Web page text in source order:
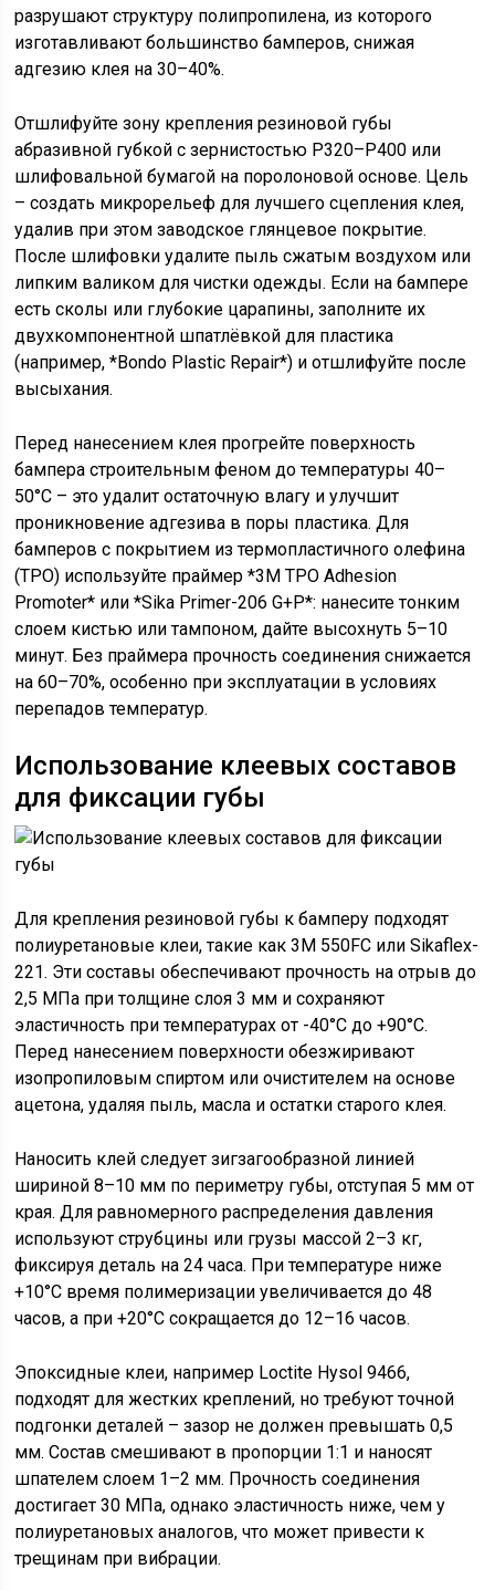
разрушают структуру полипропилена, из которого
изготавливают большинство бамперов, снижая
адгезию клея на 30–40%.
Отшлифуйте зону крепления резиновой губы
абразивной губкой с зернистостью P320–P400 или
шлифовальной бумагой на поролоновой основе. Цель
– создать микрорельеф для лучшего сцепления клея,
удалив при этом заводское глянцевое покрытие.
После шлифовки удалите пыль сжатым воздухом или
липким валиком для чистки одежды. Если на бампере
есть сколы или глубокие царапины, заполните их
двухкомпонентной шпатлёвкой для пластика
(например, *Bondo Plastic Repair*) и отшлифуйте после
высыхания.
Перед нанесением клея прогрейте поверхность
бампера строительным феном до температуры 40–
50°C – это удалит остаточную влагу и улучшит
проникновение адгезива в поры пластика. Для
бамперов с покрытием из термопластичного олефина
(TPO) используйте праймер *3M TPO Adhesion
Promoter* или *Sika Primer-206 G+P*: нанесите тонким
слоем кистью или тампоном, дайте высохнуть 5–10
минут. Без праймера прочность соединения снижается
на 60–70%, особенно при эксплуатации в условиях
перепадов температур.
Использование клеевых составов
для фиксации губы
Для крепления резиновой губы к бамперу подходят
полиуретановые клеи, такие как 3M 550FC или Sikaflex-
221. Эти составы обеспечивают прочность на отрыв до
2,5 МПа при толщине слоя 3 мм и сохраняют
эластичность при температурах от -40°C до +90°C.
Перед нанесением поверхности обезжиривают
изопропиловым спиртом или очистителем на основе
ацетона, удаляя пыль, масла и остатки старого клея.
Наносить клей следует зигзагообразной линией
шириной 8–10 мм по периметру губы, отступая 5 мм от
края. Для равномерного распределения давления
используют струбцины или грузы массой 2–3 кг,
фиксируя деталь на 24 часа. При температуре ниже
+10°C время полимеризации увеличивается до 48
часов, а при +20°C сокращается до 12–16 часов.
Эпоксидные клеи, например Loctite Hysol 9466,
подходят для жестких креплений, но требуют точной
подгонки деталей – зазор не должен превышать 0,5
мм. Состав смешивают в пропорции 1:1 и наносят
шпателем слоем 1–2 мм. Прочность соединения
достигает 30 МПа, однако эластичность ниже, чем у
полиуретановых аналогов, что может привести к
трещинам при вибрации.